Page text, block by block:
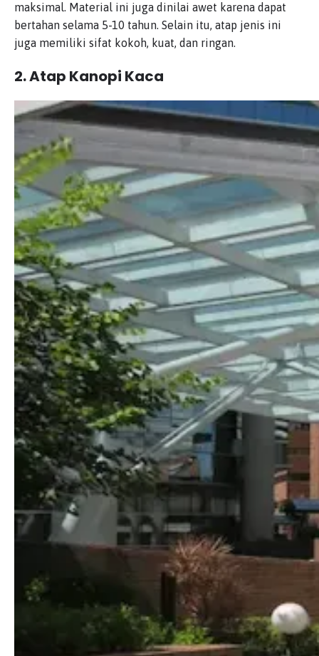
maksimal. Material ini juga dinilai awet karena dapat
bertahan selama 5-10 tahun. Selain itu, atap jenis ini
juga memiliki sifat kokoh, kuat, dan ringan.
2. Atap Kanopi Kaca